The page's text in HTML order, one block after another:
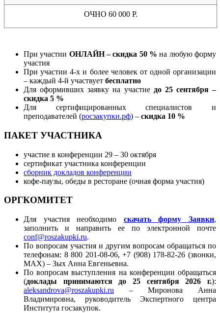
ОЧНО 60 000 Р.
При участии ОНЛАЙН – скидка 50 % на любую форму
участия
При участии 4-х и более человек от одной организации
– каждый 4-й участвует бесплатно
Для оформивших заявку на участие до 25 сентября –
скидка 5 %
Для сертифицированных специалистов и
преподавателей (росзакупки.рф) – скидка 10 %
ПАКЕТ УЧАСТНИКА
участие в конференции 29 – 30 октября
сертификат участника конференции
сборник докладов конференции
кофе-паузы, обеды в ресторане (очная форма участия)
ОРГКОМИТЕТ
Для участия необходимо скачать форму Заявки,
заполнить и направить ее по электронной почте
conf@roszakupki.ru.
По вопросам участия и другим вопросам обращаться по
телефонам: 8 800 201-08-06, +7 (908) 178-82-26 (звонки,
МАХ) – Зых Анна Евгеньевна.
По вопросам выступления на конференции обращаться
(доклады принимаются до 25 сентября 2026 г.):
aleksandrova@roszakupki.ru – Миронова Анна
Владимировна, руководитель Экспертного центра
Института госзакупок.